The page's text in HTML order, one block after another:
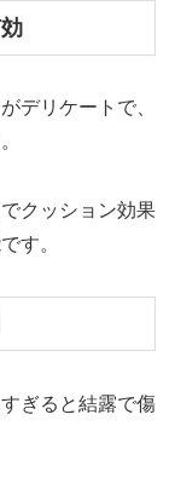
デリケートで、
クッション効果
す。
ぎると結露で傷